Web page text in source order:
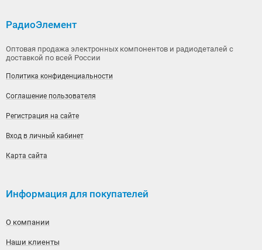
РадиоЭлемент
Оптовая продажа электронных компонентов и радиодеталей с
доставкой по всей России
Политика конфиденциальности
Соглашение пользователя
Регистрация на сайте
Вход в личный кабинет
Карта сайта
Информация для покупателей
О компании
Наши клиенты